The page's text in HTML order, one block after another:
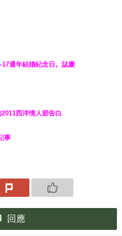
週年結婚紀念日。誌慶
西洋情人節告白
事
回應